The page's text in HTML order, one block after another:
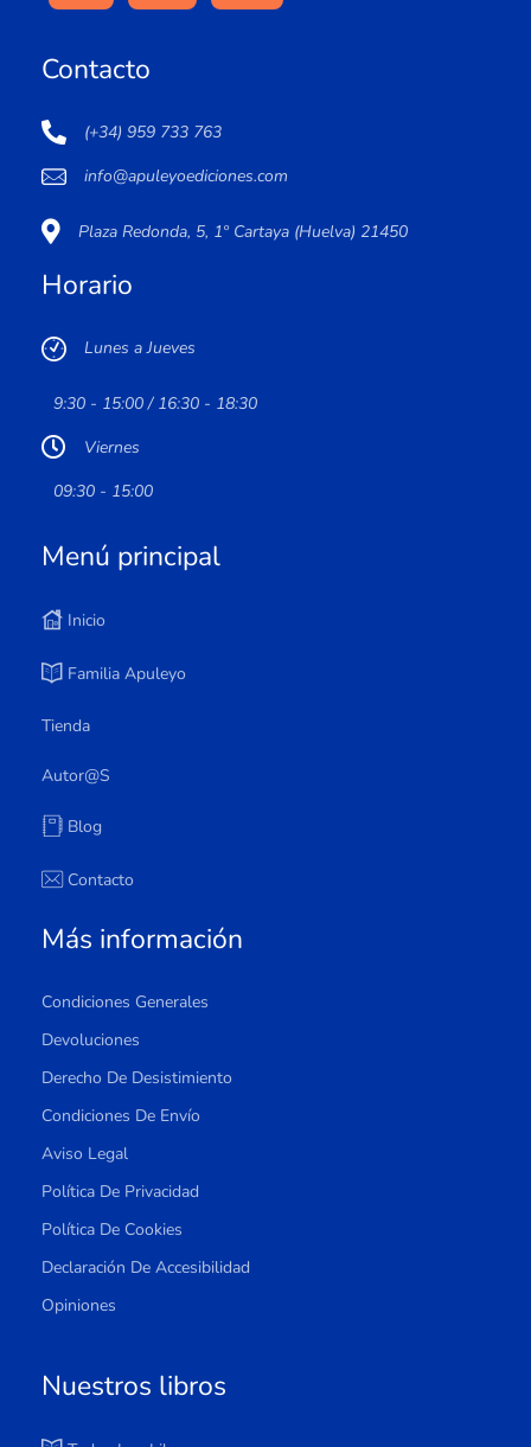
Contacto
(+34) 959 733 763
info@apuleyoediciones.com
Plaza Redonda, 5, 1º Cartaya (Huelva) 21450
Horario
Lunes a Jueves
9:30 - 15:00 / 16:30 - 18:30
Viernes
09:30 - 15:00
Menú principal
Inicio
Familia Apuleyo
Tienda
Autor@s
Blog
Contacto
Más información
Condiciones Generales
Devoluciones
Derecho De Desistimiento
Condiciones De Envío
Aviso Legal
Política De Privacidad
Política De Cookies
Declaración De Accesibilidad
Opiniones
Nuestros libros